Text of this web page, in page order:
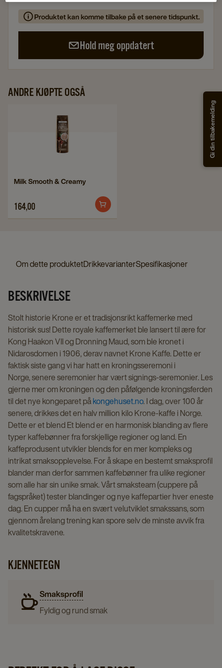
Gi din tilbakemelding
Produktet kan komme tilbake på et senere tidspunkt.
Hold meg oppdatert
ANDRE KJØPTE OGSÅ
Navigate
to
Milk
Creamy
Navigate
Milk
Smooth
details
Milk Smooth & Creamy
164,00
Om dette produktetDrikkevarianterSpesifikasjoner
BESKRIVELSE
Stolt historie Krone er et tradisjonsrikt kaffemerke med
historisk sus! Dette royale kaffemerket ble lansert til ære for
Kong Haakon VII og Dronning Maud, som ble kronet i
Nidarosdomen i 1906, derav navnet Krone Kaffe. Dette er
faktisk siste gang vi har hatt en kroningsseremoni i
Norge, senere seremonier har vært signings-seremonier. Les
gjerne mer om kroningen og den påfølgende kroningsferden
til det nye kongeparet påkongehuset.no. I dag, over 100 år
senere, drikkes det en halv million kilo Krone-kaffe i Norge.
Dette er et blend Et blend er en harmonisk blanding av flere
typer kaffebønner fra forskjellige regioner og land. En
kaffeprodusent utvikler blends for en mer kompleks og
intrikat smaksopplevelse. For å skape en bestemt smaksprofil
blander man derfor sammen kaffebønner fra ulike regioner
som alle har sin unike smak. Vårt smaksteam (cuppere på
fagspråket) tester blandinger og nye kaffepartier hver eneste
dag. En cupper må ha en svært velutviklet smakssans, som
gjennom årelang trening kan spore selv de minste avvik fra
kvalitetskravene.
KJENNETEGN
Smaksprofil
Fyldig og rund smak